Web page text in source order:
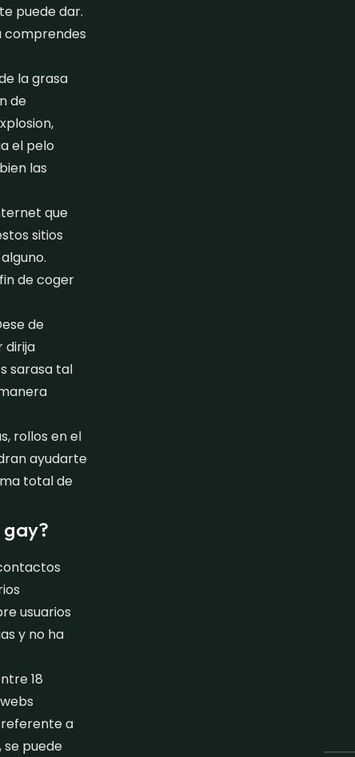
puede dar.
comprendes
la grasa
de
el pelo
las
que
sitios
de coger
de
dirija
sarasa tal
rollos en el
ayudarte
total de
usuarios
y no ha
18
a
puede